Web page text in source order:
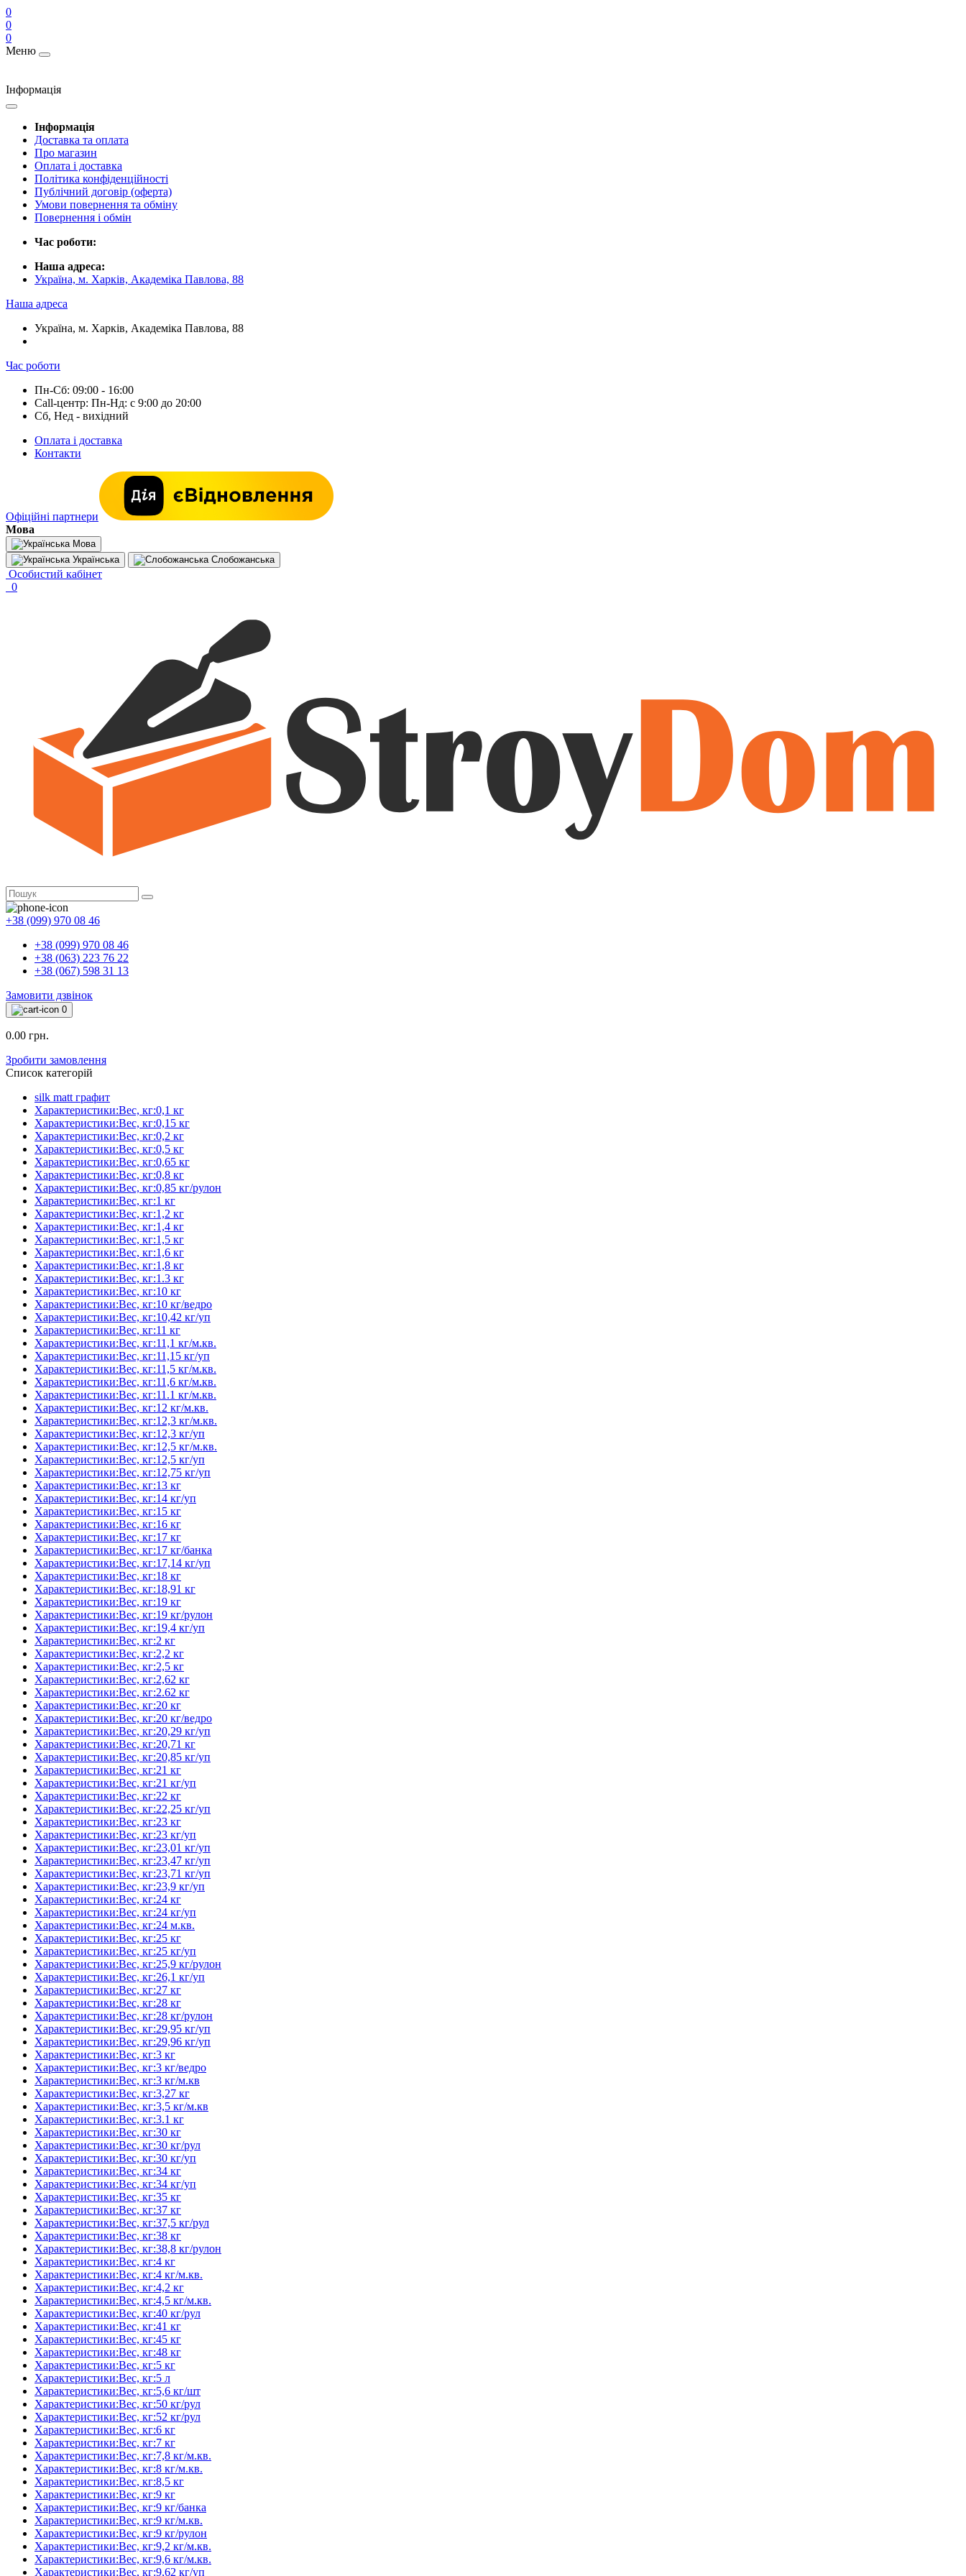
0
0
0
Меню
Інформація
Інформація
Доставка та оплата
Про магазин
Оплата і доставка
Політика конфіденційності
Публічний договір (оферта)
Умови повернення та обміну
Повернення і обмін
Час роботи:
Наша адреса:
Україна, м. Харків, Академіка Павлова, 88
Наша адреса
Україна, м. Харків, Академіка Павлова, 88
Час роботи
Пн-Сб: 09:00 - 16:00
Call-центр: Пн-Нд: с 9:00 до 20:00
Сб, Нед - вихідний
Оплата і доставка
Контакти
Офіційні партнери
Мова
Мова
Українська
Слобожанська
Особистий кабінет
0
+38 (099) 970 08 46
+38 (099) 970 08 46
+38 (063) 223 76 22
+38 (067) 598 31 13
Замовити дзвінок
0
0.00 грн.
Зробити замовлення
Список категорій
silk matt графит
Характеристики:Вес, кг:0,1 кг
Характеристики:Вес, кг:0,15 кг
Характеристики:Вес, кг:0,2 кг
Характеристики:Вес, кг:0,5 кг
Характеристики:Вес, кг:0,65 кг
Характеристики:Вес, кг:0,8 кг
Характеристики:Вес, кг:0,85 кг/рулон
Характеристики:Вес, кг:1 кг
Характеристики:Вес, кг:1,2 кг
Характеристики:Вес, кг:1,4 кг
Характеристики:Вес, кг:1,5 кг
Характеристики:Вес, кг:1,6 кг
Характеристики:Вес, кг:1,8 кг
Характеристики:Вес, кг:1.3 кг
Характеристики:Вес, кг:10 кг
Характеристики:Вес, кг:10 кг/ведро
Характеристики:Вес, кг:10,42 кг/уп
Характеристики:Вес, кг:11 кг
Характеристики:Вес, кг:11,1 кг/м.кв.
Характеристики:Вес, кг:11,15 кг/уп
Характеристики:Вес, кг:11,5 кг/м.кв.
Характеристики:Вес, кг:11,6 кг/м.кв.
Характеристики:Вес, кг:11.1 кг/м.кв.
Характеристики:Вес, кг:12 кг/м.кв.
Характеристики:Вес, кг:12,3 кг/м.кв.
Характеристики:Вес, кг:12,3 кг/уп
Характеристики:Вес, кг:12,5 кг/м.кв.
Характеристики:Вес, кг:12,5 кг/уп
Характеристики:Вес, кг:12,75 кг/уп
Характеристики:Вес, кг:13 кг
Характеристики:Вес, кг:14 кг/уп
Характеристики:Вес, кг:15 кг
Характеристики:Вес, кг:16 кг
Характеристики:Вес, кг:17 кг
Характеристики:Вес, кг:17 кг/банка
Характеристики:Вес, кг:17,14 кг/уп
Характеристики:Вес, кг:18 кг
Характеристики:Вес, кг:18,91 кг
Характеристики:Вес, кг:19 кг
Характеристики:Вес, кг:19 кг/рулон
Характеристики:Вес, кг:19,4 кг/уп
Характеристики:Вес, кг:2 кг
Характеристики:Вес, кг:2,2 кг
Характеристики:Вес, кг:2,5 кг
Характеристики:Вес, кг:2,62 кг
Характеристики:Вес, кг:2.62 кг
Характеристики:Вес, кг:20 кг
Характеристики:Вес, кг:20 кг/ведро
Характеристики:Вес, кг:20,29 кг/уп
Характеристики:Вес, кг:20,71 кг
Характеристики:Вес, кг:20,85 кг/уп
Характеристики:Вес, кг:21 кг
Характеристики:Вес, кг:21 кг/уп
Характеристики:Вес, кг:22 кг
Характеристики:Вес, кг:22,25 кг/уп
Характеристики:Вес, кг:23 кг
Характеристики:Вес, кг:23 кг/уп
Характеристики:Вес, кг:23,01 кг/уп
Характеристики:Вес, кг:23,47 кг/уп
Характеристики:Вес, кг:23,71 кг/уп
Характеристики:Вес, кг:23,9 кг/уп
Характеристики:Вес, кг:24 кг
Характеристики:Вес, кг:24 кг/уп
Характеристики:Вес, кг:24 м.кв.
Характеристики:Вес, кг:25 кг
Характеристики:Вес, кг:25 кг/уп
Характеристики:Вес, кг:25,9 кг/рулон
Характеристики:Вес, кг:26,1 кг/уп
Характеристики:Вес, кг:27 кг
Характеристики:Вес, кг:28 кг
Характеристики:Вес, кг:28 кг/рулон
Характеристики:Вес, кг:29,95 кг/уп
Характеристики:Вес, кг:29,96 кг/уп
Характеристики:Вес, кг:3 кг
Характеристики:Вес, кг:3 кг/ведро
Характеристики:Вес, кг:3 кг/м.кв
Характеристики:Вес, кг:3,27 кг
Характеристики:Вес, кг:3,5 кг/м.кв
Характеристики:Вес, кг:3.1 кг
Характеристики:Вес, кг:30 кг
Характеристики:Вес, кг:30 кг/рул
Характеристики:Вес, кг:30 кг/уп
Характеристики:Вес, кг:34 кг
Характеристики:Вес, кг:34 кг/уп
Характеристики:Вес, кг:35 кг
Характеристики:Вес, кг:37 кг
Характеристики:Вес, кг:37,5 кг/рул
Характеристики:Вес, кг:38 кг
Характеристики:Вес, кг:38,8 кг/рулон
Характеристики:Вес, кг:4 кг
Характеристики:Вес, кг:4 кг/м.кв.
Характеристики:Вес, кг:4,2 кг
Характеристики:Вес, кг:4,5 кг/м.кв.
Характеристики:Вес, кг:40 кг/рул
Характеристики:Вес, кг:41 кг
Характеристики:Вес, кг:45 кг
Характеристики:Вес, кг:48 кг
Характеристики:Вес, кг:5 кг
Характеристики:Вес, кг:5 л
Характеристики:Вес, кг:5,6 кг/шт
Характеристики:Вес, кг:50 кг/рул
Характеристики:Вес, кг:52 кг/рул
Характеристики:Вес, кг:6 кг
Характеристики:Вес, кг:7 кг
Характеристики:Вес, кг:7,8 кг/м.кв.
Характеристики:Вес, кг:8 кг/м.кв.
Характеристики:Вес, кг:8,5 кг
Характеристики:Вес, кг:9 кг
Характеристики:Вес, кг:9 кг/банка
Характеристики:Вес, кг:9 кг/м.кв.
Характеристики:Вес, кг:9 кг/рулон
Характеристики:Вес, кг:9,2 кг/м.кв.
Характеристики:Вес, кг:9,6 кг/м.кв.
Характеристики:Вес, кг:9,62 кг/уп